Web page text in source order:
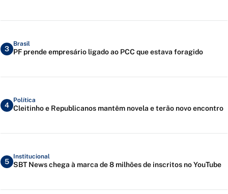
3
Brasil
PF prende empresário ligado ao PCC que estava foragido
4
Política
Cleitinho e Republicanos mantêm novela e terão novo encontro
5
Institucional
SBT News chega à marca de 8 milhões de inscritos no YouTube